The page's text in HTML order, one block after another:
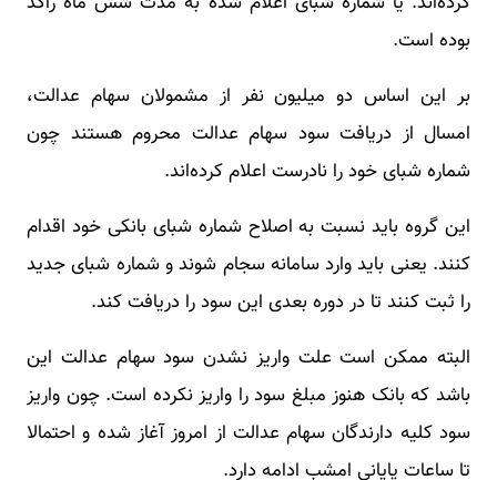
بوده است.
بر این اساس دو میلیون نفر از مشمولان سهام عدالت،
امسال از دریافت سود سهام عدالت محروم هستند چون
شماره شبای خود را نادرست اعلام کرده‌اند.
این گروه باید نسبت به اصلاح شماره شبای بانکی خود اقدام
کنند. یعنی باید وارد سامانه سجام شوند و شماره شبای جدید
را ثبت کنند تا در دوره بعدی این سود را دریافت کند.
البته ممکن است علت واریز نشدن سود سهام عدالت این
باشد که بانک هنوز مبلغ سود را واریز نکرده است. چون واریز
سود کلیه دارندگان سهام عدالت از امروز آغاز شده و احتمالا
تا ساعات پایانی امشب ادامه دارد.